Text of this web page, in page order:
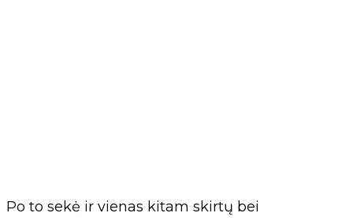
Po to sekė ir vienas kitam skirtų bei